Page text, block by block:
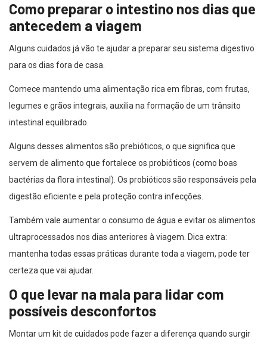
Como preparar o intestino nos dias que
antecedem a viagem
Alguns cuidados já vão te ajudar a preparar seu sistema digestivo
para os dias fora de casa.
Comece mantendo uma alimentação rica em fibras, com frutas,
legumes e grãos integrais, auxilia na formação de um trânsito
intestinal equilibrado.
Alguns desses alimentos são prebióticos, o que significa que
servem de alimento que fortalece os probióticos (como boas
bactérias da flora intestinal). Os probióticos são responsáveis pela
digestão eficiente e pela proteção contra infecções.
Também vale aumentar o consumo de água e evitar os alimentos
ultraprocessados nos dias anteriores à viagem. Dica extra:
mantenha todas essas práticas durante toda a viagem, pode ter
certeza que vai ajudar.
O que levar na mala para lidar com
possíveis desconfortos
Montar um kit de cuidados pode fazer a diferença quando surgir